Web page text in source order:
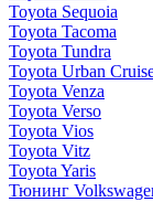
Toyota Sequoia
Toyota Tacoma
Toyota Tundra
Toyota Urban
Toyota Venza
Toyota Verso
Toyota Vios
Toyota Vitz
Toyota Yaris
Тюнинг